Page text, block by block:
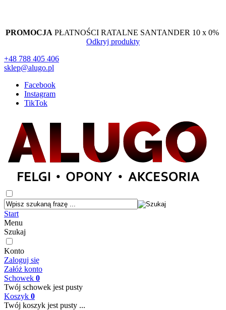
PROMOCJA PŁATNOŚCI RATALNE SANTANDER 10 x 0%
Odkryj produkty
+48 788 405 406
sklep@alugo.pl
Facebook
Instagram
TikTok
Start
Menu
Szukaj
Konto
Zaloguj się
Załóż konto
Schowek 0
Twój schowek jest pusty
Koszyk 0
Twój koszyk jest pusty ...